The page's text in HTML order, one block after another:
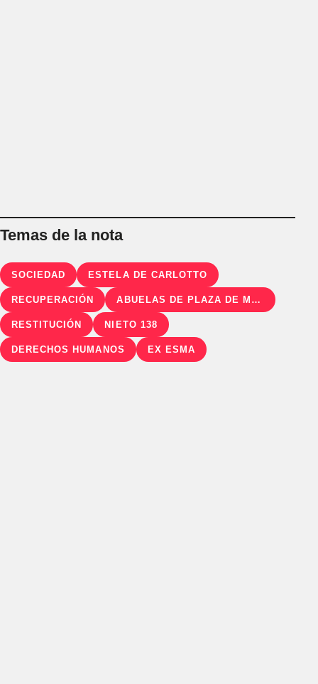
Temas de la nota
SOCIEDAD ESTELA DE CARLOTTO
RECUPERACIÓN ABUELAS DE PLAZA DE MAYO
RESTITUCIÓN NIETO 138
DERECHOS HUMANOS EX ESMA